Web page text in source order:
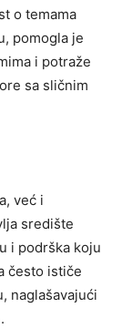
o temama
pomogla je
i potraže
sa sličnim
već i
središte
i podrška koju
često ističe
naglašavajući